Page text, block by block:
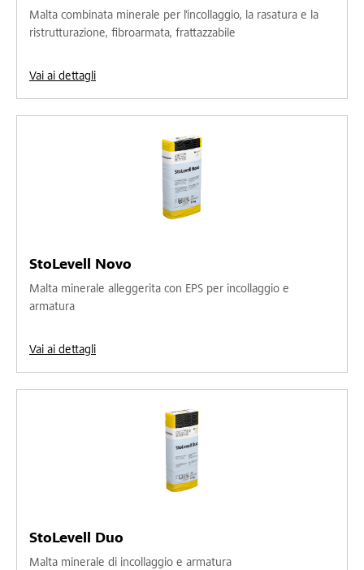
Malta combinata minerale per l'incollaggio, la rasatura e la
ristrutturazione, fibroarmata, frattazzabile
Vai ai dettagli
StoLevell Novo
Malta minerale alleggerita con EPS per incollaggio e
armatura
Vai ai dettagli
StoLevell Duo
Malta minerale di incollaggio e armatura